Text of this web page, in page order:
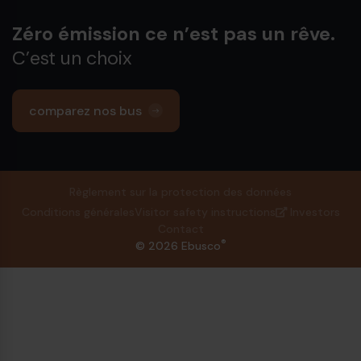
Zéro émission ce n’est pas un rêve.
C’est un choix
comparez nos bus
© 2026 Ebusco®